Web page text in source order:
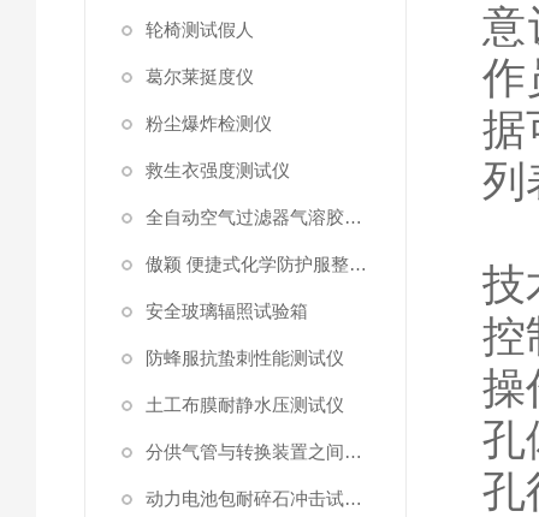
轮椅测试假人
葛尔莱挺度仪
粉尘爆炸检测仪
救生衣强度测试仪
全自动空气过滤器气溶胶细菌截留测试仪
傲颖 便捷式化学防护服整体气密性测试仪
安全玻璃辐照试验箱
防蜂服抗蛰刺性能测试仪
土工布膜耐静水压测试仪
分供气管与转换装置之间连接强度试验机
动力电池包耐碎石冲击试验机
意
作
据
列
技
控
操
孔
孔